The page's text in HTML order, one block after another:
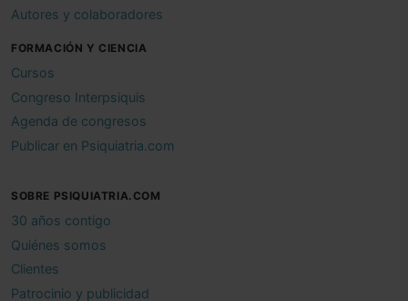
Autores y colaboradores
FORMACIÓN Y CIENCIA
Cursos
Congreso Interpsiquis
Agenda de congresos
Publicar en Psiquiatria.com
SOBRE PSIQUIATRIA.COM
30 años contigo
Quiénes somos
Clientes
Patrocinio y publicidad